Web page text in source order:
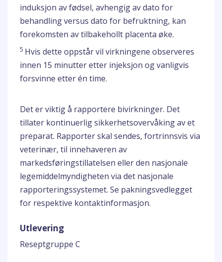
induksjon av fødsel, avhengig av dato for
behandling versus dato for befruktning, kan
forekomsten av tilbakehollt placenta øke.
5 Hvis dette oppstår vil virkningene observeres
innen 15 minutter etter injeksjon og vanligvis
forsvinne etter én time.
Det er viktig å rapportere bivirkninger. Det
tillater kontinuerlig sikkerhetsovervåking av et
preparat. Rapporter skal sendes, fortrinnsvis via
veterinær, til innehaveren av
markedsføringstillatelsen eller den nasjonale
legemiddelmyndigheten via det nasjonale
rapporteringssystemet. Se pakningsvedlegget
for respektive kontaktinformasjon.
Utlevering
Reseptgruppe C